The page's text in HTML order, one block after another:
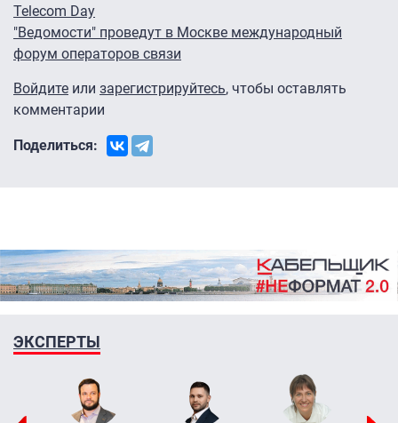
Telecom Day
"Ведомости" проведут в Москве международный
форум операторов связи
Войдите или зарегистрируйтесь, чтобы оставлять
комментарии
Поделиться:
ЭКСПЕРТЫ